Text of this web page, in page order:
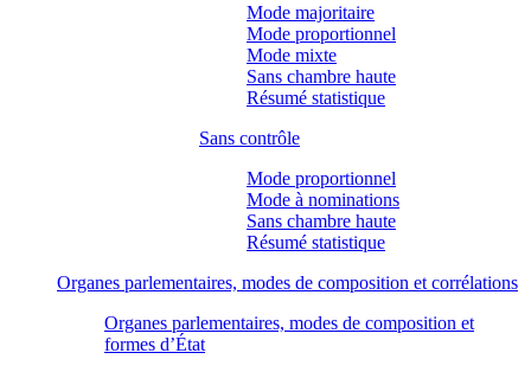
Mode majoritaire
Mode proportionnel
Mode mixte
Sans chambre haute
Résumé statistique
Sans contrôle
Mode proportionnel
Mode à nominations
Sans chambre haute
Résumé statistique
Organes parlementaires, modes de composition et corrélations
Organes parlementaires, modes de composition et
formes d’État